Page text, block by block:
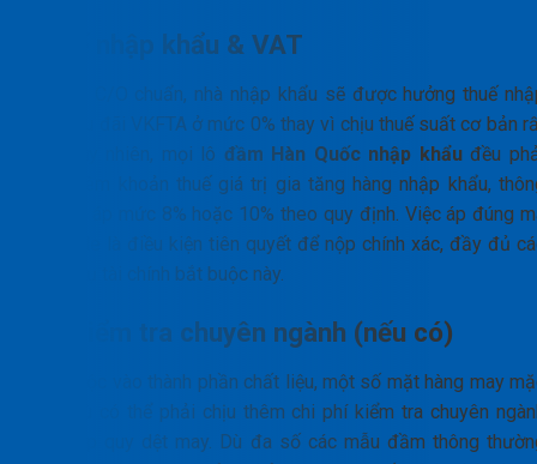
Thuế nhập khẩu & VAT
Nếu có C/O chuẩn, nhà nhập khẩu sẽ được hưởng thuế
khẩu ưu đãi VKFTA ở mức 0% thay vì chịu thuế suất cơ bản
cao. Tuy nhiên, mọi lô đầm Hàn Quốc nhập khẩuđều
chịu thêm khoản thuế giá trị gia tăng hàng nhập khẩu,
thường áp mức 8% hoặc 10% theo quy định. Việc áp đúng
HS code là điều kiện tiên quyết để nộp chính xác, đầy đủ
nghĩa vụ tài chính bắt buộc này.
Phí kiểm tra chuyên ngành (nếu có)
Tùy thuộc vào thành phần chất liệu, một số mặt hàng may
đặc thù có thể phải chịu thêm chi phí kiểm tra chuyên
như hợp quy dệt may. Dù đa số các mẫu đầm thông